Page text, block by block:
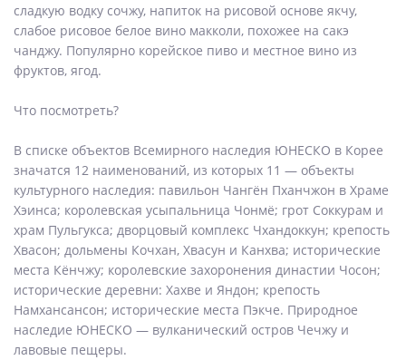
сладкую водку сочжу, напиток на рисовой основе якчу,
слабое рисовое белое вино макколи, похожее на сакэ
чанджу. Популярно корейское пиво и местное вино из
фруктов, ягод.
Что посмотреть?
В списке объектов Всемирного наследия ЮНЕСКО в Корее
значатся 12 наименований, из которых 11 — объекты
культурного наследия: павильон Чангён Пханчжон в Храме
Хэинса; королевская усыпальница Чонмё; грот Соккурам и
храм Пульгукса; дворцовый комплекс Чхандоккун; крепость
Хвасон; дольмены Кочхан, Хвасун и Канхва; исторические
места Кёнчжу; королевские захоронения династии Чосон;
исторические деревни: Хахве и Яндон; крепость
Намхансансон; исторические места Пэкче. Природное
наследие ЮНЕСКО — вулканический остров Чечжу и
лавовые пещеры.